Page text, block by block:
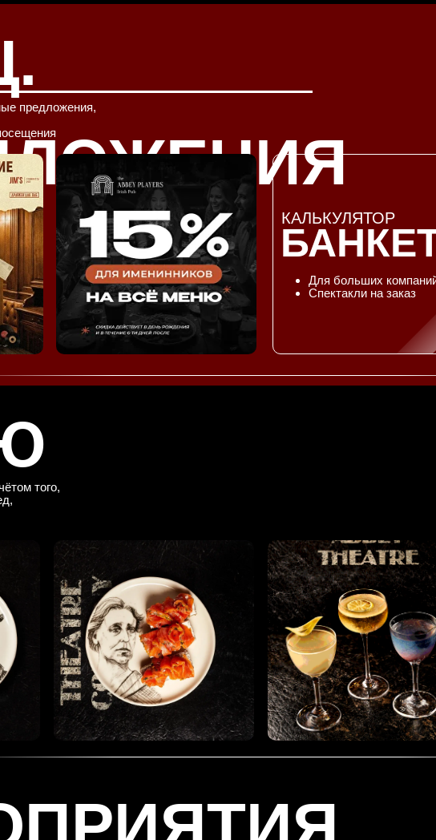
предложения,
КАЛЬКУЛЯТОР
Для больших
Спектакли на заказ
того,